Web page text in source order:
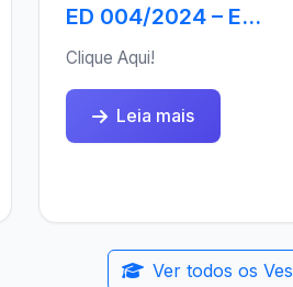
ED 004/2024 – E...
Clique Aqui!
Leia mais
Ver todos os